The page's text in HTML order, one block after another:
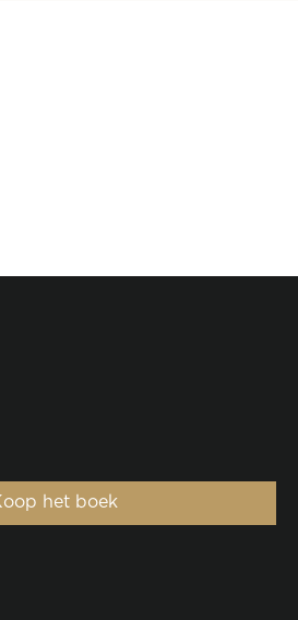
het boek